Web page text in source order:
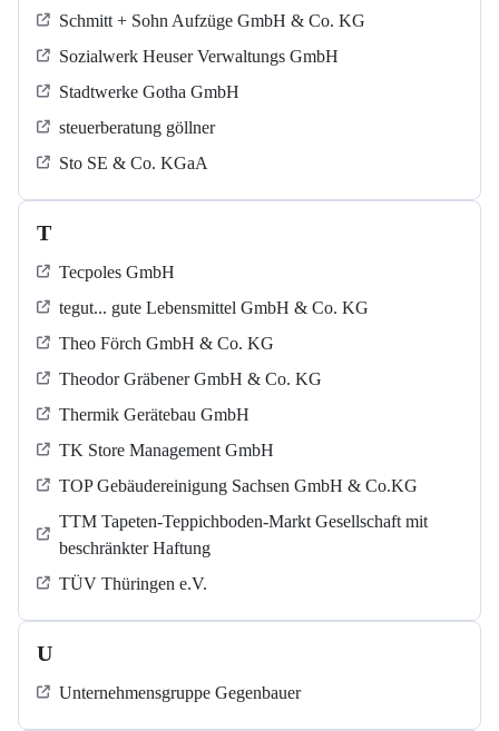
Schmitt + Sohn Aufzüge GmbH & Co. KG
Sozialwerk Heuser Verwaltungs GmbH
Stadtwerke Gotha GmbH
steuerberatung göllner
Sto SE & Co. KGaA
T
Tecpoles GmbH
tegut... gute Lebensmittel GmbH & Co. KG
Theo Förch GmbH & Co. KG
Theodor Gräbener GmbH & Co. KG
Thermik Gerätebau GmbH
TK Store Management GmbH
TOP Gebäudereinigung Sachsen GmbH & Co.KG
TTM Tapeten-Teppichboden-Markt Gesellschaft mit
beschränkter Haftung
TÜV Thüringen e.V.
U
Unternehmensgruppe Gegenbauer